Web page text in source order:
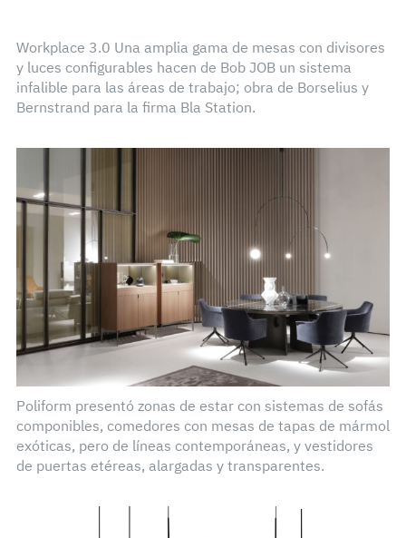
Workplace 3.0 Una amplia gama de mesas con divisores
y luces configurables hacen de Bob JOB un sistema
infalible para las áreas de trabajo; obra de Borselius y
Bernstrand para la firma Bla Station.
Poliform presentó zonas de estar con sistemas de sofás
componibles, comedores con mesas de tapas de mármol
exóticas, pero de líneas contemporáneas, y vestidores
de puertas etéreas, alargadas y transparentes.